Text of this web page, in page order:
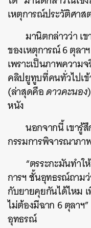
เหตุการณ์ประวัติศาส
มานิตกล่าวว่า เ
ของเหตุการณ์ 6 ตุล
เพราะเป็นภาพความ
คลิปยูทูบที่คนทั่วไปเข้
(ล่าสุดคือดาวคะนอง
หนัง
นอกจากนี้ เขารู้
กรรมการพิจารณาภา
“ตรระกะมันทำ
การฯ ชั้นอุทธรณ์ถาม
กับยายคุยกันได้ไหม
ไม่ต้องมีฉาก 6 ตุลาฯ
อุทธรณ์
ค้นหา